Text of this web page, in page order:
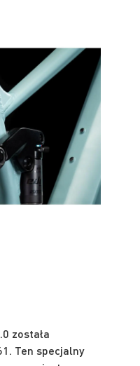
została
Ten specjalny